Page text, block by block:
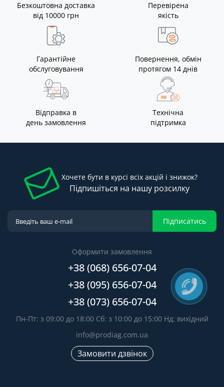
Безкоштовна доставка
від 10000 грн
Перевірена
якість
Гарантійне
обслуговування
Повернення, обмін
протягом 14 днів
Відправка в
день замовлення
Технічна
підтримка
Хочете бути в курсі всіх акцій і знижок?
Підпишіться на нашу розсилку
Підписатись
Оформити замовлення
+38 (068) 656-07-04
+38 (095) 656-07-04
+38 (073) 656-07-04
Пн-Пт: з 09:00 до 18:00 Сб: з 10:00 до 15:00 Нд: вихідний
info@prodiag.com.ua
Замовити дзвінок